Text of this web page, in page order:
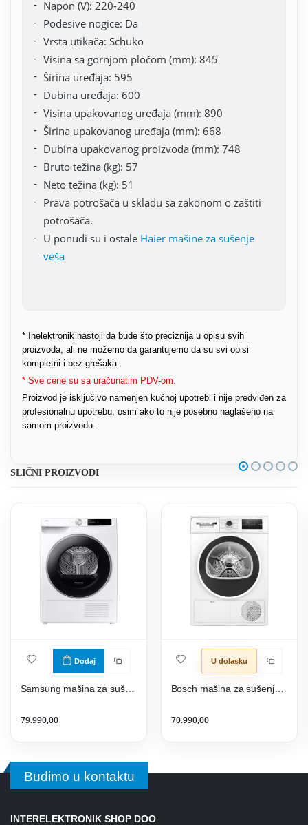
Napon (V): 220-240
Podesive nogice: Da
Vrsta utikača: Schuko
Visina sa gornjom pločom (mm): 845
Širina uređaja: 595
Dubina uređaja: 600
Visina upakovanog uređaja (mm): 890
Širina upakovanog uređaja (mm): 668
Dubina upakovanog proizvoda (mm): 748
Bruto težina (kg): 57
Neto težina (kg): 51
Prava potrošača u skladu sa zakonom o zaštiti
potrošača.
U ponudi su i ostale Haier mašine za sušenje
veša
* Inelektronik nastoji da bude što preciznija u opisu svih
proizvoda, ali ne možemo da garantujemo da su svi opisi
kompletni i bez grešaka.
* Sve cene su sa uračunatim PDV-om.
Proizvod je isključivo namenjen kućnoj upotrebi i nije predviđen za
profesionalnu upotrebu, osim ako to nije posebno naglašeno na
samom proizvodu.
SLIČNI PROIZVODI
Dodaj
Samsung mašina za sušenje veša DV90DG6845LEU4
79.990,00
U dolasku
Bosch mašina za sušenje veša WTH83256BY
70.990,00
Budimo u kontaktu
INTERELEKTRONIK SHOP DOO